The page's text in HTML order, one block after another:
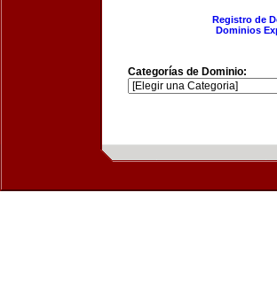
Registro de
Dominios
Categorías de Dominio: